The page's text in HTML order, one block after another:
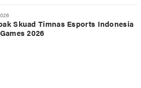
Skuad Timnas Esports Indonesia
2026